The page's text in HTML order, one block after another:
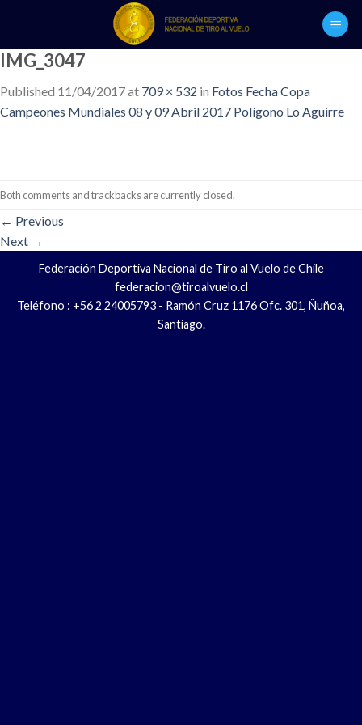
content
IMG_3047
Published 11/04/2017at 709 × 532 in Fotos Fecha Copa
Campeones Mundiales 08 y 09 Abril 2017 Polígono Lo Aguirre
Both comments and trackbacks are currently closed.
← Previous
Next →
Federación Deportiva Nacional de Tiro al Vuelo de Chile
federacion@tiroalvuelo.cl
Teléfono : +56 2 24005793 - Ramón Cruz 1176 Ofc. 301, Ñuñoa,
Santiago.